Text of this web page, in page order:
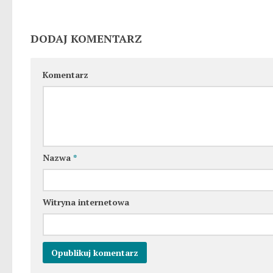
DODAJ KOMENTARZ
Komentarz
Nazwa *
Witryna internetowa